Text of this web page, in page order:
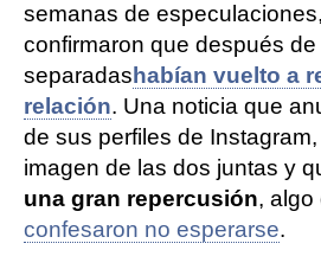
semanas de especulaciones,
confirmaron que después
separadas habían vuelto a
relación. Una noticia que
de sus perfiles de
imagen de las dos juntas y
una gran repercusión, algo
confesaron no esperarse.